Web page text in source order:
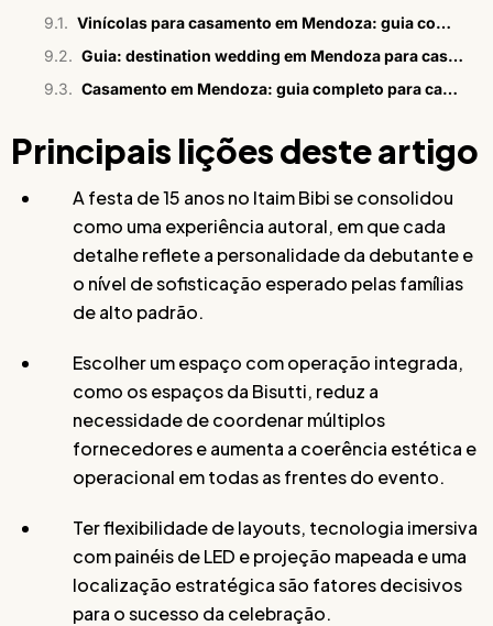
Vinícolas para casamento em Mendoza: guia completo 2026
Guia: destination wedding em Mendoza para casais brasileiros
Casamento em Mendoza: guia completo para casais brasileiros
Principais lições deste artigo
A festa de 15 anos no Itaim Bibi se consolidou
como uma experiência autoral, em que cada
detalhe reflete a personalidade da debutante e
o nível de sofisticação esperado pelas famílias
de alto padrão.
Escolher um espaço com operação integrada,
como os espaços da Bisutti, reduz a
necessidade de coordenar múltiplos
fornecedores e aumenta a coerência estética e
operacional em todas as frentes do evento.
Ter flexibilidade de layouts, tecnologia imersiva
com painéis de LED e projeção mapeada e uma
localização estratégica são fatores decisivos
para o sucesso da celebração.